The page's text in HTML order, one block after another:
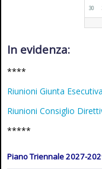
30
In evidenza:
****
Riunioni Giunta
Riunioni Consiglio
*****
Piano Triennale 2027-